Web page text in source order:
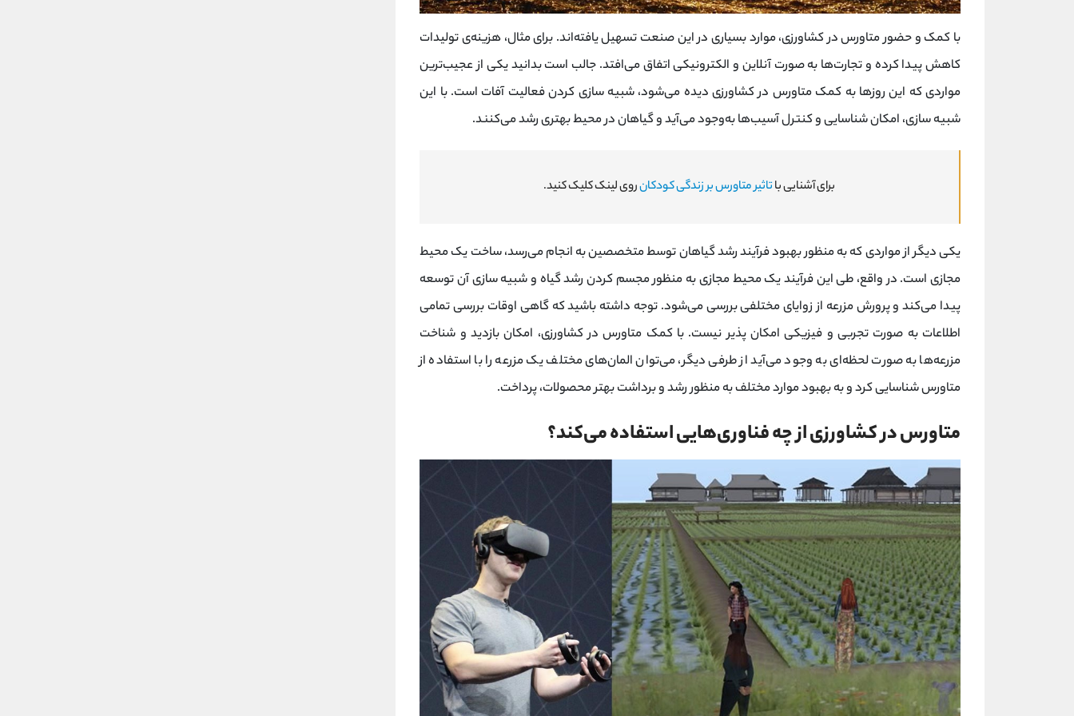
با کمک و حضور متاورس در کشاورزی، موارد بسیاری در این صنعت تسهیل یافته‌اند. برای مثال، هزینه‌ی تولیدات
کاهش پیدا کرده و تجارت‌ها به صورت آنلاین و الکترونیکی اتفاق می‌افتد. جالب است بدانید یکی از عجیب‌ترین
مواردی که این روزها به کمک متاورس در کشاورزی دیده می‌شود، شبیه سازی کردن فعالیت آفات است. با این
شبیه سازی، امکان شناسایی و کنترل آسیب‌ها به‌وجود می‌آید و گیاهان در محیط بهتری رشد می‌کنند.
برای آشنایی باتاثیر متاورس بر زندگی کودکانروی لینک کلیک کنید.
یکی دیگر از مواردی که به منظور بهبود فرآیند رشد گیاهان توسط متخصصین به انجام می‌رسد، ساخت یک محیط
مجازی است. در واقع، طی این فرآیند یک محیط مجازی به منظور مجسم کردن رشد گیاه و شبیه سازی آن توسعه
پیدا می‌کند و پرورش مزرعه از زوایای مختلفی بررسی می‌شود. توجه داشته باشید که گاهی اوقات بررسی تمامی
اطلاعات به صورت تجربی و فیزیکی امکان پذیر نیست. با کمک متاورس در کشاورزی، امکان بازدید و شناخت
مزرعه‌ها به صورت لحظه‌ای به وجود می‌آید از طرفی دیگر، می‌توان المان‌های مختلف یک مزرعه را با استفاده از
متاورس شناسایی کرد و به بهبود موارد مختلف به منظور رشد و برداشت بهتر محصولات، پرداخت.
متاورس در کشاورزی از چه فناوری‌هایی استفاده می‌کند؟